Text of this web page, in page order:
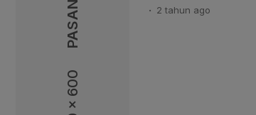
meluncur ke
. 2 tahun ago